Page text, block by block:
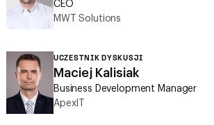
CEO
MWT Solutions
UCZESTNIK DYSKUSJI
Maciej Kalisiak
Business Development Manager
ApexIT